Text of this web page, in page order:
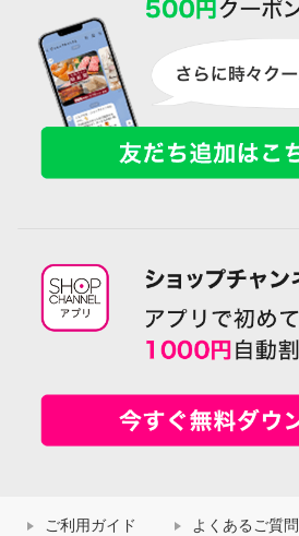
ご利用ガイド よくあるご質問